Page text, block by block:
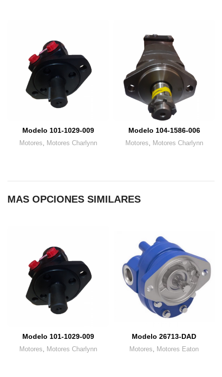
Modelo 101-1029-009
Motores Motores Charlynn
Modelo 104-1586-006
Motores Motores Charlynn
MAS OPCIONES SIMILARES
Modelo 101-1029-009
Motores Motores Charlynn
Modelo 26713-DAD
Motores Motores Eaton